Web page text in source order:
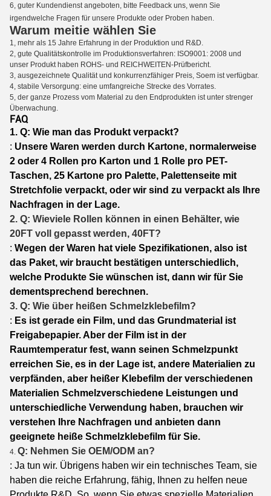
6, guter Kundendienst angeboten, bitte Feedback uns, wenn Sie
irgendwelche Fragen für unsere Produkte oder Proben haben.
Warum meitie wählen Sie
1, mehr als 15 Jahre Erfahrung in der Produktion und R&D.
2, gute Qualitätskontrolle im Produktionsverfahren: ISO9001: 2008 und
unser Produkt haben ROHS- und REICHWEITEN-Prüfbericht.
3, ausgezeichnete Qualität und konkurrenzfähiger Preis, Soem ist verfügbar.
4, stabile Versorgung: eine umfangreiche Strecke des Vorrates.
5, der ganze Prozess vom Material zu den Endprodukten ist unter strenger
Überwachung.
FAQ
1. Q: Wie man das Produkt verpackt?
: Unsere Waren werden durch Kartone, normalerweise
2 oder 4 Rollen pro Karton und 1 Rolle pro PET-
Taschen, 25 Kartone pro Palette, Palettenseite mit
Stretchfolie verpackt, oder wir sind zu verpackt als Ihre
Nachfragen in der Lage.
2. Q: Wieviele Rollen können in einen Behälter, wie
20FT voll gepasst werden, 40FT?
: Wegen der Waren hat viele Spezifikationen, also ist
das Paket, wir braucht bestätigen unterschiedlich,
welche Produkte Sie wünschen ist, dann wir für Sie
dementsprechend berechnen.
3. Q: Wie über heißen Schmelzklebefilm?
: Es ist gerade ein Film, und das Grundmaterial ist
Freigabepapier. Aber der Film ist in der
Raumtemperatur fest, wann seinen Schmelzpunkt
erreichen Sie, es in der Lage ist, andere Materialien zu
verpfänden, aber heißer Klebefilm der verschiedenen
Materialien Schmelzverschiedene Leistungen und
unterschiedliche Verwendung haben, brauchen wir
verstehen Ihre Nachfragen und anbieten dann
geeignete heiße Schmelzklebefilm für Sie.
4. Q: Nehmen Sie OEM/ODM an?
: Ja tun wir. Übrigens haben wir ein technisches Team, sie
haben die reiche Erfahrung, fähig, Ihnen zu helfen neue